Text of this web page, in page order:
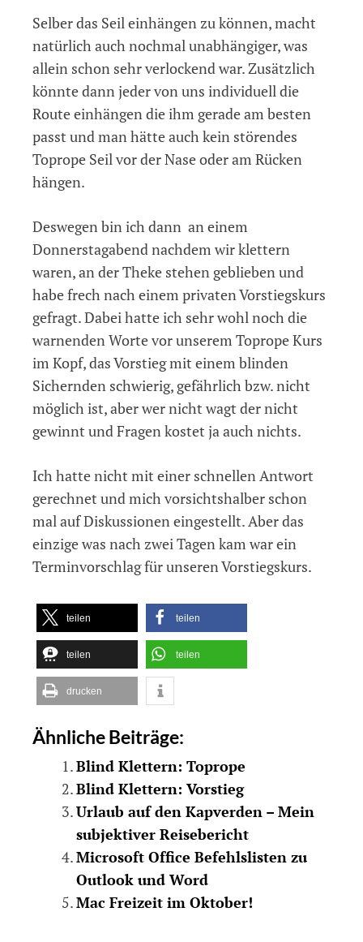
Selber das Seil einhängen zu können, macht
natürlich auch nochmal unabhängiger, was
allein schon sehr verlockend war. Zusätzlich
könnte dann jeder von uns individuell die
Route einhängen die ihm gerade am besten
passt und man hätte auch kein störendes
Toprope Seil vor der Nase oder am Rücken
hängen.
Deswegen bin ich dann an einem
Donnerstagabend nachdem wir klettern
waren, an der Theke stehen geblieben und
habe frech nach einem privaten Vorstiegskurs
gefragt. Dabei hatte ich sehr wohl noch die
warnenden Worte vor unserem Toprope Kurs
im Kopf, das Vorstieg mit einem blinden
Sichernden schwierig, gefährlich bzw. nicht
möglich ist, aber wer nicht wagt der nicht
gewinnt und Fragen kostet ja auch nichts.
Ich hatte nicht mit einer schnellen Antwort
gerechnet und mich vorsichtshalber schon
mal auf Diskussionen eingestellt. Aber das
einzige was nach zwei Tagen kam war ein
Terminvorschlag für unseren Vorstiegskurs.
teilen teilen
teilen teilen
drucken
Ähnliche Beiträge:
Blind Klettern: Toprope
Blind Klettern: Vorstieg
Urlaub auf den Kapverden – Mein
subjektiver Reisebericht
Microsoft Office Befehlslisten zu
Outlook und Word
Mac Freizeit im Oktober!